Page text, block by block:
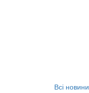
Всі новини